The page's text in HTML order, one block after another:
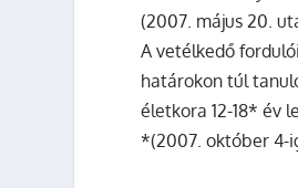
(2007. május 20.
A vetélkedő
határokon túl
életkora 12-18* év
*(2007. október 4-